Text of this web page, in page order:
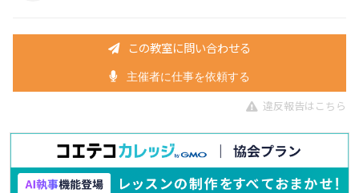
この教室に問い合わせる
主催者に仕事を依頼する
違反報告はこちら